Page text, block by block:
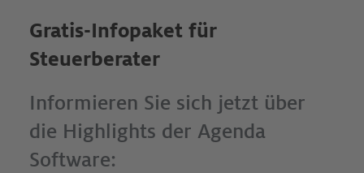
Gratis-Infopaket für
Steuerberater
Informieren Sie sich jetzt über
die Highlights der Agenda
Software: